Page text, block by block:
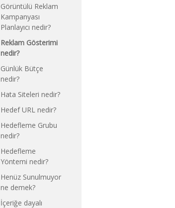
Görüntülü Reklam
Kampanyası
Planlayıcı nedir?
Reklam Gösterimi
nedir?
Günlük Bütçe
nedir?
Hata Siteleri nedir?
Hedef URL nedir?
Hedefleme Grubu
nedir?
Hedefleme
Yöntemi nedir?
Henüz Sunulmuyor
ne demek?
İçeriğe dayalı